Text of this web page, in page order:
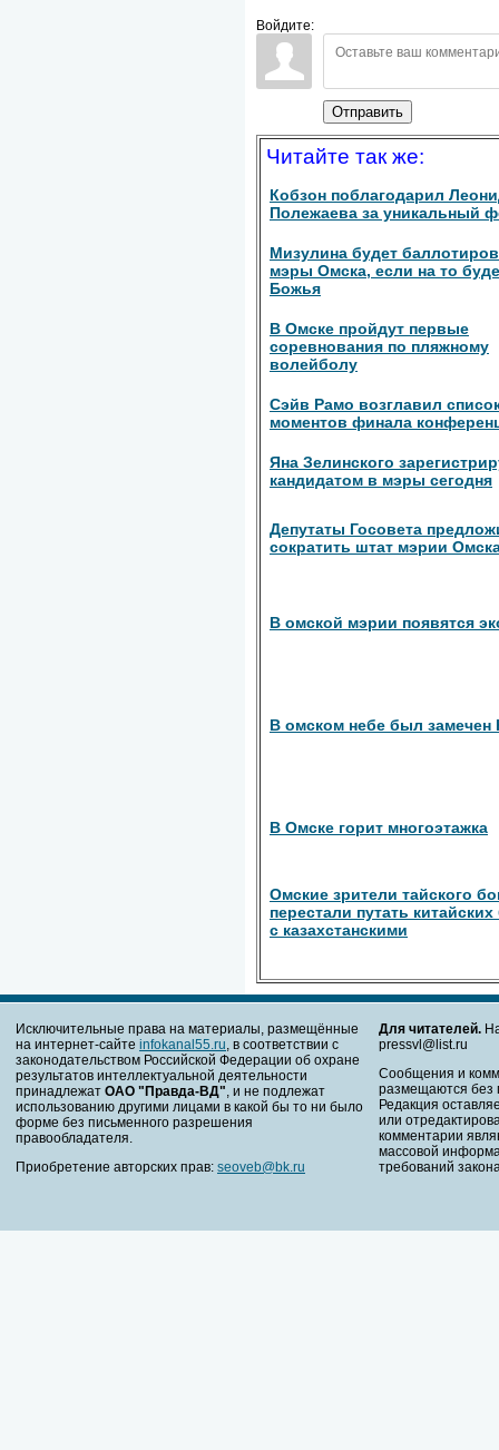
Войдите:
Отправить
Читайте так же:
Кобзон поблагодарил
Полежаева за уникальный
Мизулина будет
мэры Омска, если на то
Божья
В Омске пройдут первые
соревнования по пляжному
волейболу
Сэйв Рамо возглавил
моментов финала
Яна Зелинского
кандидатом в мэры сегодня
Депутаты Госовета
сократить штат мэрии
В омской мэрии появятся
В омском небе был
В Омске горит многоэтажка
Омские зрители тайского
перестали путать
с казахстанскими
Исключительные права на материалы, размещённые
на интернет-сайте infokanal55.ru , в соответствии с
законодательством Российской Федерации об охране
результатов интеллектуальной деятельности
принадлежат ОАО "Правда-ВД" , и не подлежат
использованию другими лицами в какой бы то ни было
форме без письменного разрешения
правообладателя.
Приобретение авторских прав: seoveb@bk.ru
Для читателей.
pressvl@list.ru
Сообщения и
размещаются без
Редакция
или
комментарии
массовой
требований